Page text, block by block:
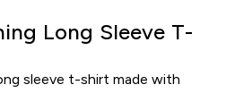
Long Sleeve T-
sleeve t-shirt made with